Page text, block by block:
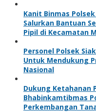
Kanit Binmas
Salurkan Bantuan
Pipil di Kecamatan
Personel Polsek
Untuk Mendukung
Nasional
Dukung Ketahanan
Bhabinkamtibmas
Perkembangan